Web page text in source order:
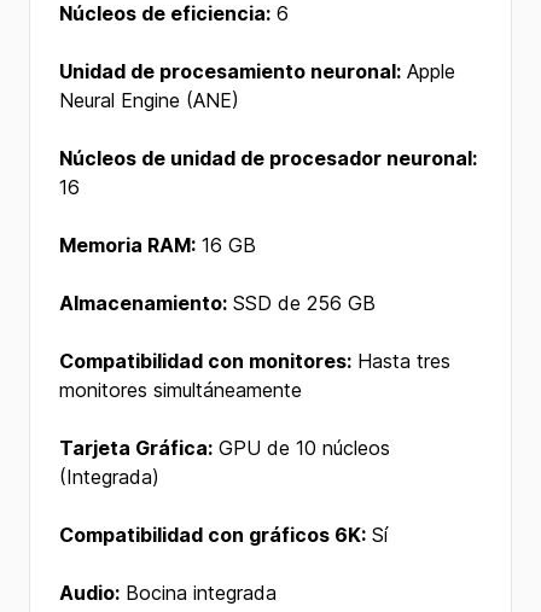
Núcleos de eficiencia: 6
Unidad de procesamiento neuronal: Apple
Neural Engine (ANE)
Núcleos de unidad de procesador neuronal:
16
Memoria RAM: 16 GB
Almacenamiento: SSD de 256 GB
Compatibilidad con monitores: Hasta tres
monitores simultáneamente
Tarjeta Gráfica: GPU de 10 núcleos
(Integrada)
Compatibilidad con gráficos 6K: Sí
Audio: Bocina integrada